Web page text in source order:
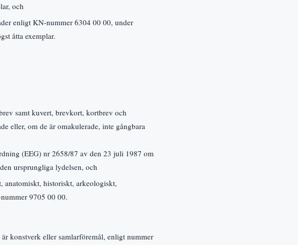
och
enligt KN-nummer 6304 00 00, under
åtta exemplar.
samt kuvert, brevkort, kortbrev och
eller, om de är omakulerade, inte gångbara
(EEG) nr 2658/87 av den 23 juli 1987 om
ursprungliga lydelsen, och
anatomiskt, historiskt, arkeologiskt,
9705 00 00.
konstverk eller samlarföremål, enligt nummer